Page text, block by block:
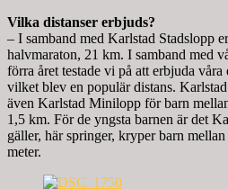
Vilka distanser erbjuds?
– I samband med Karlstad Stadslopp
halvmaraton, 21 km. I samband med
förra året testade vi på att erbjuda
vilket blev en populär distans.
även Karlstad Minilopp för barn
1,5 km. För de yngsta barnen är det
gäller, här springer, kryper barn
meter.